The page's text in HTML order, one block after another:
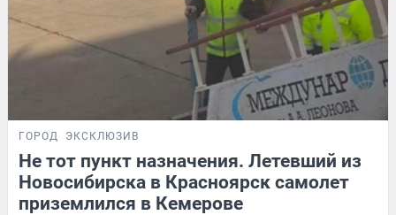
ГОРОД ЭКСКЛЮЗИВ
Не тот пункт назначения. Летевший из
Новосибирска в Красноярск самолет
приземлился в Кемерове